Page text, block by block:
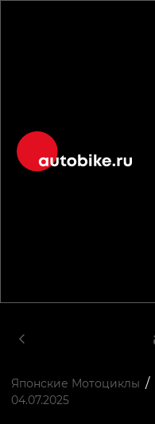
Японские Мотоциклы /
04.07.2025